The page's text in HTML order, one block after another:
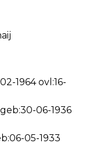
1964 ovl:16-
06-1936
05-1933